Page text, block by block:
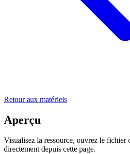
Retour aux matériels
Aperçu
Visualisez la ressource, ouvrez le fichier
directement depuis cette page.